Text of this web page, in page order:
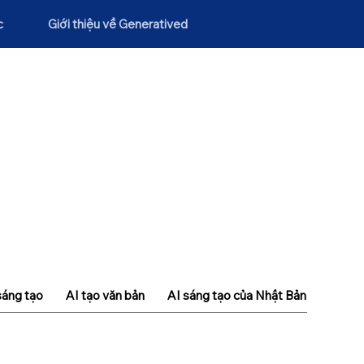
Giới thiệu về Generatived
tạo AI tạo văn bản AI sáng tạo của Nhật Bản